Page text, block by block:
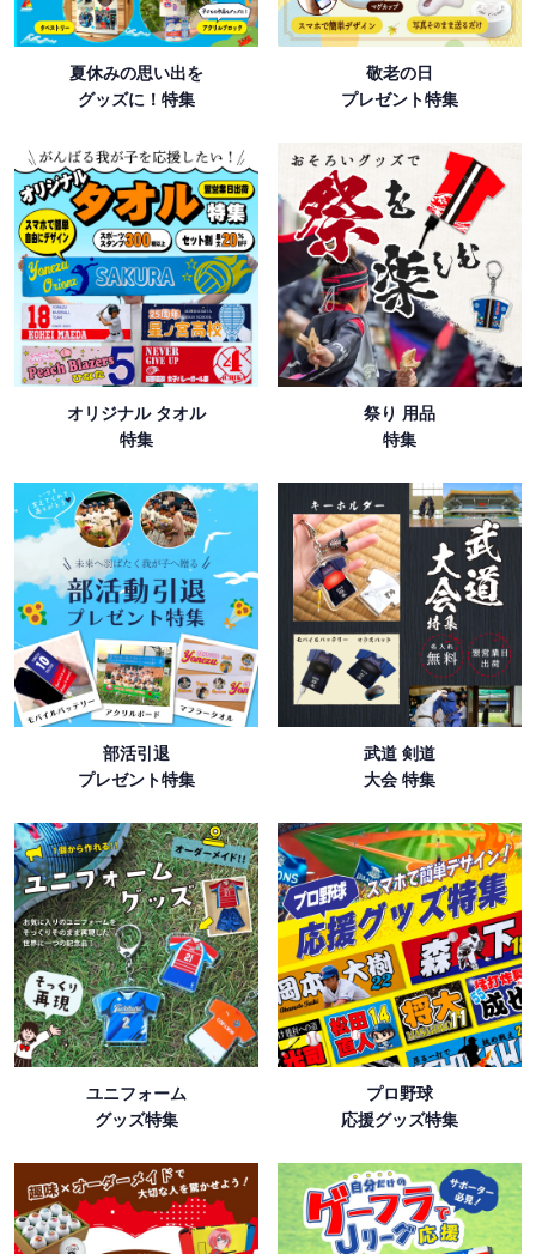
夏休みの思い出を
グッズに！特集
敬老の日
プレゼント特集
オリジナル タオル
特集
祭り 用品
特集
部活引退
プレゼント特集
武道 剣道
大会 特集
ユニフォーム
グッズ特集
プロ野球
応援グッズ特集